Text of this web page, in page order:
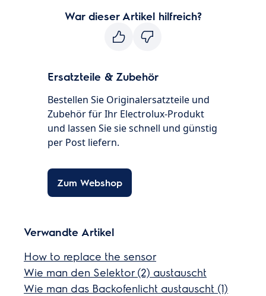
War dieser Artikel hilfreich?
Ersatzteile & Zubehör
Bestellen Sie Originalersatzteile und
Zubehör für Ihr Electrolux-Produkt
und lassen Sie sie schnell und günstig
per Post liefern.
Zum Webshop
Verwandte Artikel
How to replace the sensor
Wie man den Selektor (2) austauscht
Wie man das Backofenlicht austauscht (1)